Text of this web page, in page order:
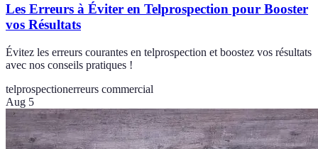
Les Erreurs à Éviter en Telprospection pour Booster
vos Résultats
Évitez les erreurs courantes en telprospection et boostez vos résultats
avec nos conseils pratiques !
telprospectionerreurs commercial
Aug 5